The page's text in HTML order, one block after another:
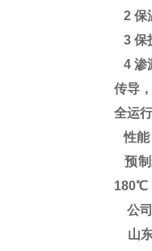
2 保
3 保
4 渗
传导
全运
性
预制
180℃
公
山东